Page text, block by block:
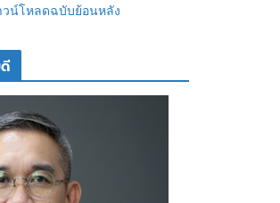
วน์โหลดฉบับย้อนหลัง